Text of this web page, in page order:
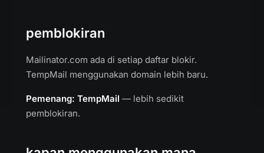
pemblokiran
Mailinator.com ada di setiap daftar blokir.
TempMail menggunakan domain lebih baru.
Pemenang: TempMail — lebih sedikit
pemblokiran.